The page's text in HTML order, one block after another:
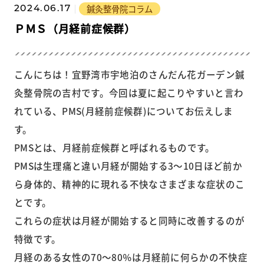
2024.06.17 鍼灸整骨院コラム
ＰＭＳ（月経前症候群）
こんにちは！宜野湾市宇地泊のさんだん花ガーデン鍼
灸整骨院の吉村です。今回は夏に起こりやすいと言わ
れている、PMS(月経前症候群)についてお伝えしま
す。
PMSとは、月経前症候群と呼ばれるものです。
PMSは生理痛と違い月経が開始する3～10日ほど前か
ら身体的、精神的に現れる不快なさまざまな症状のこ
とです。
これらの症状は月経が開始すると同時に改善するのが
特徴です。
月経のある女性の70～80％は月経前に何らかの不快症